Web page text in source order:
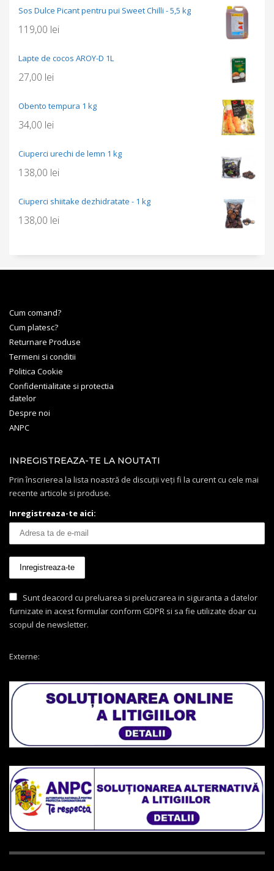
Sos Dulce Picant pentru pui Sweet Chilli - 5,5 kg
119,00 lei
Lapte de cocos AROY-D 1L
27,00 lei
Obento tempura 1 kg
34,00 lei
Ciuperci urechi de lemn 1 kg
138,00 lei
Ciuperci shiitake dezhidratate - 1 kg
138,00 lei
Cum comand?
Cum platesc?
Returnare Produse
Termeni si conditii
Politica Cookie
Confidentialitate si protectia
datelor
Despre noi
ANPC
INREGISTREAZA-TE LA NOUTATI
Prin înscrierea la lista noastră de discuții veți fi la curent cu cele mai
recente articole si produse.
Inregistreaza-te aici:
Sunt deacord cu preluarea si prelucrarea in siguranta a datelor
furnizate in acest formular conform GDPR si sa fie utilizate doar cu
scopul de newsletter.
Externe: